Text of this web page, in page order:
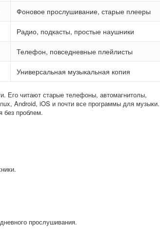
Фоновое прослушивание, старые плееры
Радио, подкасты, простые наушники
Телефон, повседневные плейлисты
Универсальная музыкальная копия
Его читают старые телефоны, автомагнитолы,
Android, iOS и почти все программы для музыки.
без проблем.
прослушивания.